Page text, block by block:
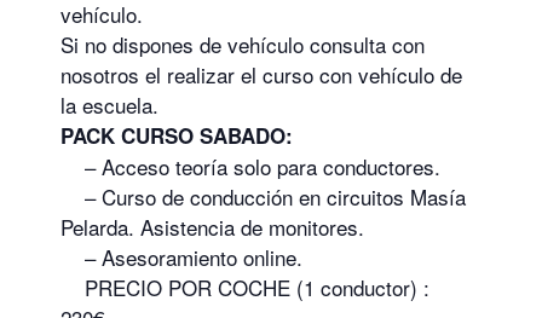
vehículo.
Si no dispones de vehículo consulta con
nosotros el realizar el curso con vehículo de
la escuela.
PACK CURSO SABADO:
– Acceso teoría solo para conductores.
– Curso de conducción en circuitos Masía
Pelarda. Asistencia de monitores.
– Asesoramiento online.
PRECIO POR COCHE (1 conductor) :